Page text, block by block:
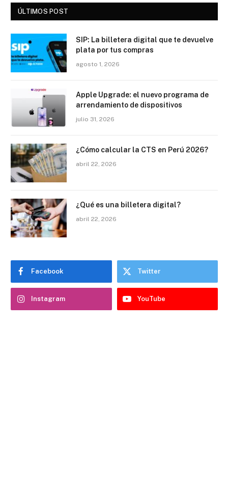
ÚLTIMOS POST
SIP: La billetera digital que te devuelve
plata por tus compras
agosto 1, 2026
Apple Upgrade: el nuevo programa de
arrendamiento de dispositivos
julio 31, 2026
¿Cómo calcular la CTS en Perú 2026?
abril 22, 2026
¿Qué es una billetera digital?
abril 22, 2026
Facebook Twitter
Instagram YouTube